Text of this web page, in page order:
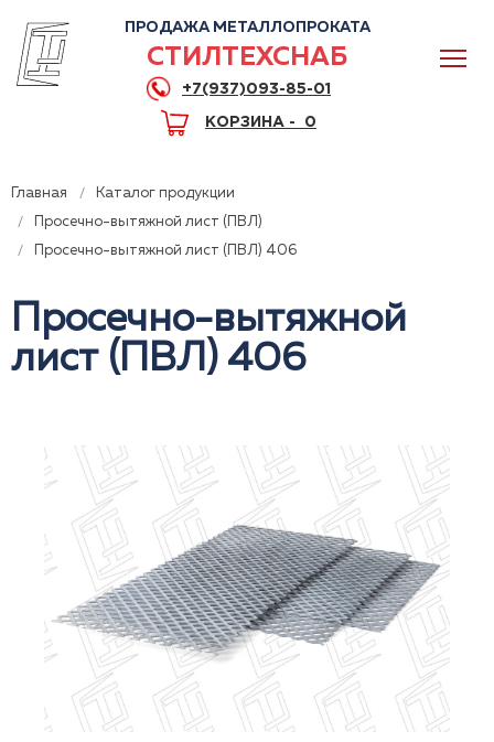
+7(937)093-85-01
ПРОДАЖА МЕТАЛЛОПРОКАТА
СТИЛТЕХСНАБ
+7(937)093-85-01
КОРЗИНА - 0
Главная
Каталог продукции
Просечно-вытяжной лист (ПВЛ)
Просечно-вытяжной лист (ПВЛ) 406
Просечно-вытяжной
лист (ПВЛ) 406